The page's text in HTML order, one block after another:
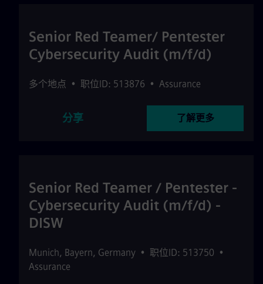
Senior Red Teamer/ Pentester
Cybersecurity Audit (m/f/d)
多个地点 • 职位ID: 513876 • Assurance
分享 了解更多
Senior Red Teamer / Pentester -
Cybersecurity Audit (m/f/d) -
DISW
Munich, Bayern, Germany • 职位ID: 513750 •
Assurance